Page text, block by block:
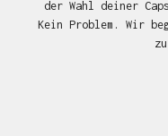
der Wahl deiner
Kein Problem. Wir